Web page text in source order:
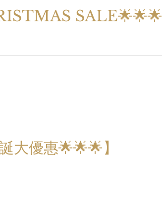
SALE🌟🌟🌟
大優惠🌟🌟🌟】